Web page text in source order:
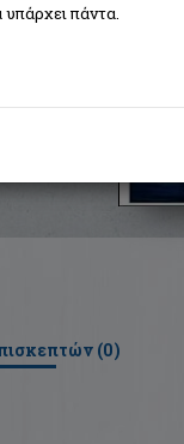
(0)
υπάρχει πάντα.